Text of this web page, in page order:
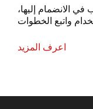
في الانضمام إليها،
اعرف المزيد